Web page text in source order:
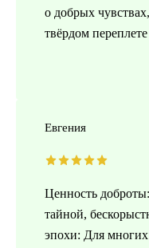
о добрых
твёрдом
Евгения
Ценность
тайной,
эпохи: Для многих